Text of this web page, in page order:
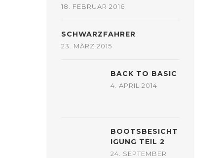
18. FEBRUAR 2016
SCHWARZFAHRER
23. MÄRZ 2015
BACK TO BASIC
4. APRIL 2014
BOOTSBESICHT
IGUNG TEIL 2
24. SEPTEMBER